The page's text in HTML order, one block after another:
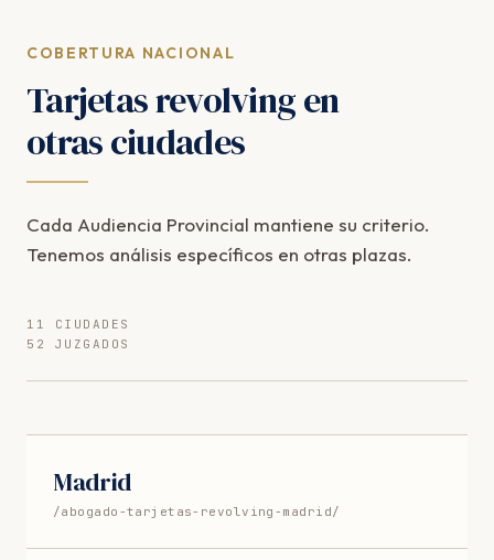
COBERTURA NACIONAL
Tarjetas revolving en
otras ciudades
Cada Audiencia Provincial mantiene su criterio.
Tenemos análisis específicos en otras plazas.
11 CIUDADES
52 JUZGADOS
Madrid
/abogado-tarjetas-revolving-madrid/